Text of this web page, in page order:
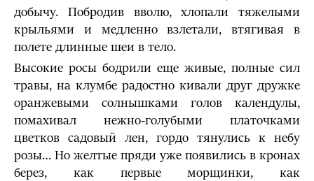
добычу. Побродив вволю, хлопали тяжелыми
крыльями и медленно взлетали, втягивая в
полете длинные шеи в тело.
Высокие росы бодрили еще живые, полные сил
травы, на клумбе радостно кивали друг дружке
оранжевыми солнышками голов календулы,
помахивал нежно-голубыми платочками
цветков садовый лен, гордо тянулись к небу
розы… Но желтые пряди уже появились в кронах
берез, как первые морщинки, как